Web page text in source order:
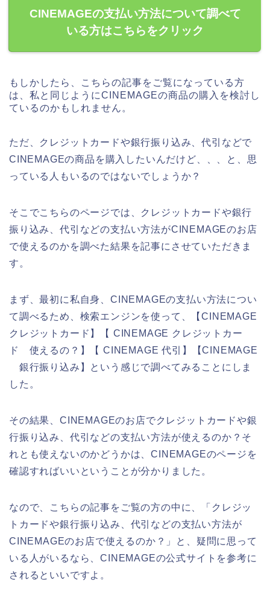
CINEMAGEの支払い方法について調べて
いる方はこちらをクリック
もしかしたら、こちらの記事をご覧になっている方
は、私と同じようにCINEMAGEの商品の購入を検討し
ているのかもしれません。
ただ、クレジットカードや銀行振り込み、代引などで
CINEMAGEの商品を購入したいんだけど、、、と、思
っている人もいるのではないでしょうか？
そこでこちらのページでは、クレジットカードや銀行
振り込み、代引などの支払い方法がCINEMAGEのお店
で使えるのかを調べた結果を記事にさせていただきま
す。
まず、最初に私自身、CINEMAGEの支払い方法につい
て調べるため、検索エンジンを使って、【CINEMAGE
クレジットカード】【 CINEMAGE クレジットカー
ド 使えるの？】【 CINEMAGE 代引】【CINEMAGE
銀行振り込み】という感じで調べてみることにしま
した。
その結果、CINEMAGEのお店でクレジットカードや銀
行振り込み、代引などの支払い方法が使えるのか？そ
れとも使えないのかどうかは、CINEMAGEのページを
確認すればいいということが分かりました。
なので、こちらの記事をご覧の方の中に、「クレジッ
トカードや銀行振り込み、代引などの支払い方法が
CINEMAGEのお店で使えるのか？」と、疑問に思って
いる人がいるなら、CINEMAGEの公式サイトを参考に
されるといいですよ。